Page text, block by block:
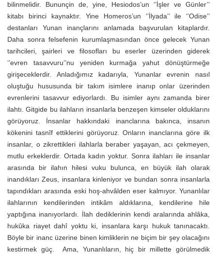
bilinmelidir. Bununçin de, yine, Hesiodos’un ‘’İşler ve Günler’’
kitabı birinci kaynaktır. Yine Homeros’un ‘’İlyada’’ ile ‘’Odise’’
destanları Yunan inançlarını anlamada başvurulan kitaplardır.
Daha sonra felsefenin kurumlaşmasından önce gelecek Yunan
tarihcileri, şairleri ve filosofları bu eserler üzerinden giderek
‘’evren tasavvuru’’nu yeniden kurmağa yahut dönüştürmeğe
girişeceklerdir. Anladığımız kadarıyla, Yunanlar evrenin nasıl
oluştuğu hususunda bir takım isimlere inanıp onlar üzerinden
evrenlerini tasavvur ediyorlardı. Bu isimler aynı zamanda birer
ilahtı. Gitgide bu ilahların insanlarla benzeşen kimseler olduklarını
görüyoruz. İnsanlar hakkındaki inanclarına bakınca, insanın
kökenini tasnîf ettiklerini görüyoruz. Onların inanclarına göre ilk
insanlar, o zikrettikleri ilahlarla beraber yaşayan, acı çekmeyen,
mutlu erkeklerdir. Ortada kadın yoktur. Sonra ilahları ile insanlar
arasında bir ilahın hilesi vuku bulunca, en büyük ilah olarak
inandıkları Zeus, insanlara kinleniyor ve bundan sonra insanlarla
tapındıkları arasında eski hoş-ahvâlden eser kalmıyor. Yunanlılar
ilahlarının kendilerinden intikâm aldıklarına, kendilerine hile
yaptığına inanıyorlardı. İlah dediklerinin kendi aralarında ahlâka,
hukûka riayet dahî yoktu ki, insanlara karşı hukuk tanınacaktı.
Böyle bir inanc üzerine binen kimliklerin ne biçim bir şey olacağını
kestirmek güç. Ama, Yunanlıların, hiç bir millette görülmedik